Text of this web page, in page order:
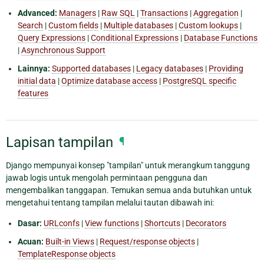
Advanced: Managers | Raw SQL |Transactions |Aggregation |
Search |Custom fields | Multiple databases |Custom lookups |
Query Expressions |Conditional Expressions | Database Functions
|Asynchronous Support
Lainnya: Supported databases | Legacy databases | Providing
initial data |Optimize database access | PostgreSQL specific
features
Lapisan tampilan ¶
Django mempunyai konsep "tampilan" untuk merangkum tanggung
jawab logis untuk mengolah permintaan pengguna dan
mengembalikan tanggapan. Temukan semua anda butuhkan untuk
mengetahui tentang tampilan melalui tautan dibawah ini:
Dasar: URLconfs |View functions |Shortcuts | Decorators
Acuan: Built-in Views | Request/response objects |
TemplateResponse objects